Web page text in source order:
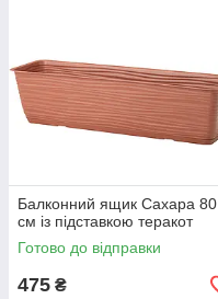
Балконний ящик Сахара 80
см із підставкою теракот
Готово до відправки
475 ₴